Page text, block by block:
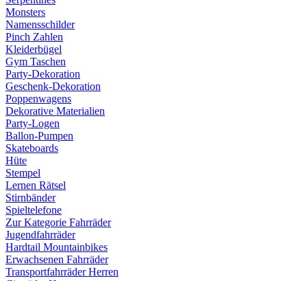
Monsters
Namensschilder
Pinch Zahlen
Kleiderbügel
Gym Taschen
Party-Dekoration
Geschenk-Dekoration
Poppenwagens
Dekorative Materialien
Party-Logen
Ballon-Pumpen
Skateboards
Hüte
Stempel
Lernen Rätsel
Stirnbänder
Spieltelefone
Zur Kategorie Fahrräder
Jugendfahrräder
Hardtail Mountainbikes
Erwachsenen Fahrräder
Transportfahrräder Herren